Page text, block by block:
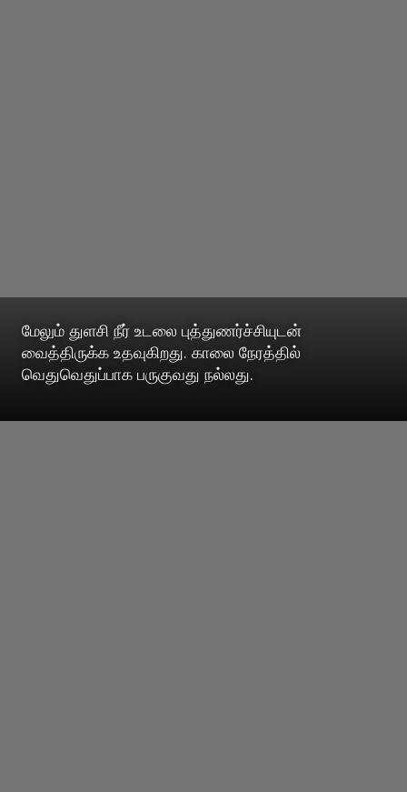
மேலும் துளசி நீர் உடலை புத்துணர்ச்சியுடன்
வைத்திருக்க உதவுகிறது. காலை நேரத்தில்
வெதுவெதுப்பாக பருகுவது நல்லது.